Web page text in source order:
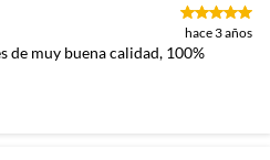
hace 3 años
de muy buena calidad, 100%